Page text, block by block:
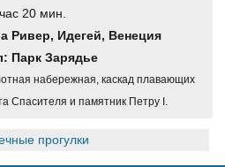
20 мин.
Ривер, Идегей, Венеция
Парк Зарядье
набережная, каскад плавающих
Спасителя и памятник Петру I.
прогулки